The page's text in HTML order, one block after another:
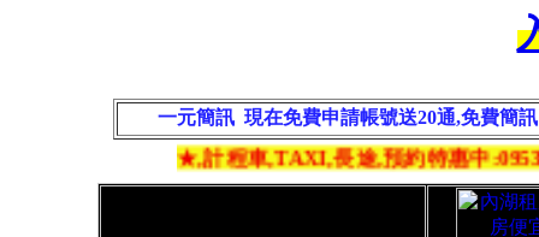
一元簡訊 現在免費申請帳號送20通,免費簡
★,計程車,TAXI,長途,預約特惠中:0953-